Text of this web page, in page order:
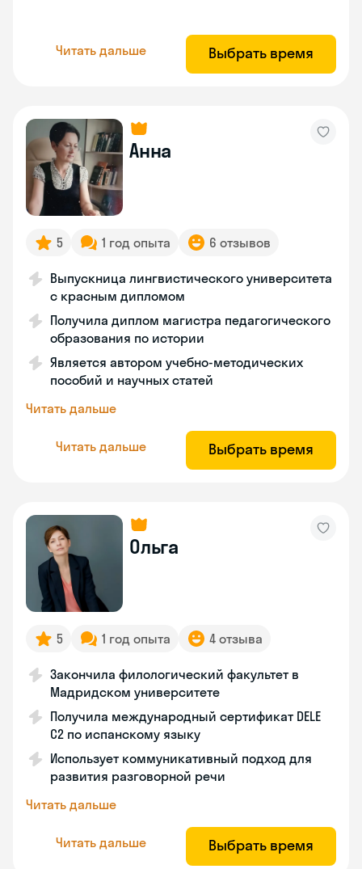
Читать дальше Выбрать время
Анна
5 1 год опыта 6 отзывов
Выпускница лингвистического университета
с красным дипломом
Получила диплом магистра педагогического
образования по истории
Является автором учебно-методических
пособий и научных статей
Читать дальше
Читать дальше Выбрать время
Ольга
5 1 год опыта 4 отзыва
Закончила филологический факультет в
Мадридском университете
Получила международный сертификат DELE
C2 по испанскому языку
Использует коммуникативный подход для
развития разговорной речи
Читать дальше
Читать дальше Выбрать время